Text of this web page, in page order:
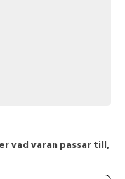
vad varan passar till,